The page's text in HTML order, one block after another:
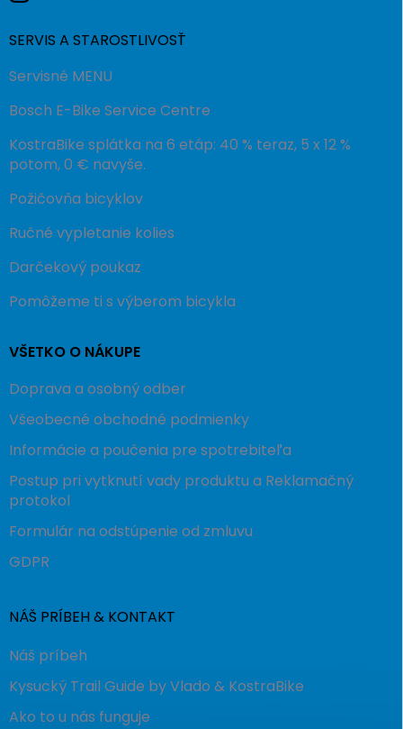
SERVIS A STAROSTLIVOSŤ
Servisné MENU
Bosch E-Bike Service Centre
KostraBike splátka na 6 etáp: 40 % teraz, 5 x 12 %
potom, 0 € navyše.
Požičovňa bicyklov
Ručné vypletanie kolies
Darčekový poukaz
Pomôžeme ti s výberom bicykla
VŠETKO O NÁKUPE
Doprava a osobný odber
Všeobecné obchodné podmienky
Informácie a poučenia pre spotrebiteľa
Postup pri vytknutí vady produktu a Reklamačný
protokol
Formulár na odstúpenie od zmluvu
GDPR
NÁŠ PRÍBEH & KONTAKT
Náš príbeh
Kysucký Trail Guide by Vlado & KostraBike
Ako to u nás funguje